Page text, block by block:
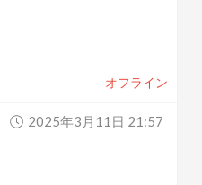
オフライン
2025年3月11日 21:57